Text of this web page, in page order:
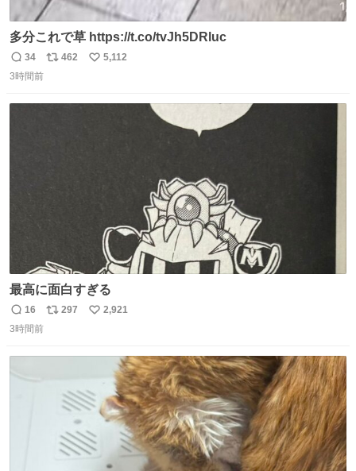
多分これで草 https://t.co/tvJh5DRluc
返
信
34
リ
462
い
5,112
3時間前
最高に面白すぎる
返
信
16
リ
297
い
2,921
3時間前